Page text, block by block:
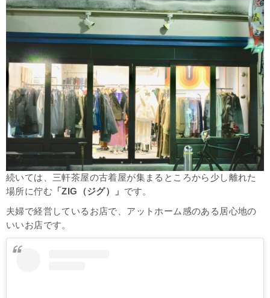
続いては、三軒茶屋の古着屋が集まるところから少し離れた
場所に佇む 「ZIG（ジグ）」 です。
夫婦で経営しているお店で、アットホーム感のある居心地の
いいお店です。